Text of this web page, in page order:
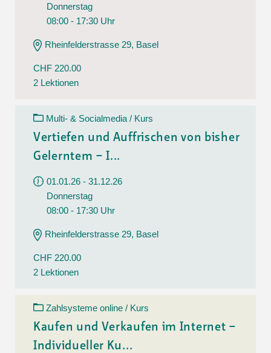
Donnerstag
08:00 - 17:30 Uhr
Rheinfelderstrasse 29, Basel
CHF 220.00
2 Lektionen
Multi- & Socialmedia / Kurs
Vertiefen und Auffrischen von bisher
Gelerntem – I...
01.01.26 - 31.12.26
Donnerstag
08:00 - 17:30 Uhr
Rheinfelderstrasse 29, Basel
CHF 220.00
2 Lektionen
Zahlsysteme online / Kurs
Kaufen und Verkaufen im Internet –
Individueller Ku...